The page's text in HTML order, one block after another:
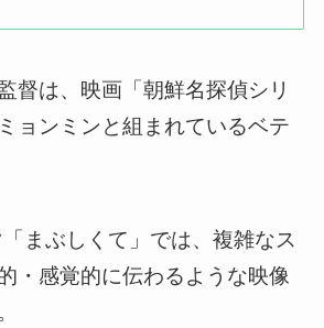
督は、映画「朝鮮名探偵シリ
ョンミンと組まれているベテ
まぶしくて」では、複雑なス
・感覚的に伝わるような映像